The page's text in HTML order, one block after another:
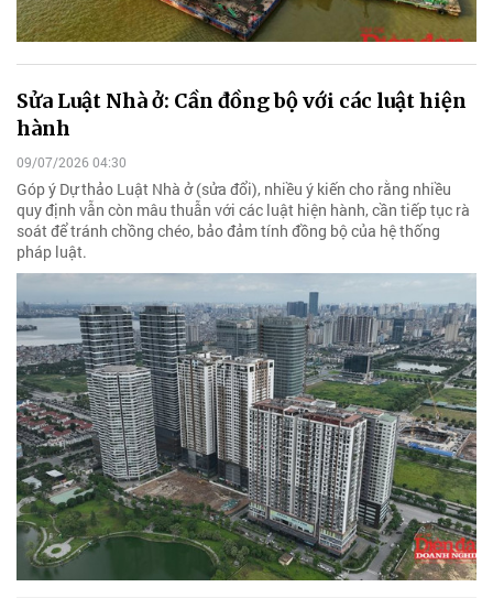
Sửa Luật Nhà ở: Cần đồng bộ với các luật hiện
hành
09/07/2026 04:30
Góp ý Dự thảo Luật Nhà ở (sửa đổi), nhiều ý kiến cho rằng nhiều
quy định vẫn còn mâu thuẫn với các luật hiện hành, cần tiếp tục rà
soát để tránh chồng chéo, bảo đảm tính đồng bộ của hệ thống
pháp luật.